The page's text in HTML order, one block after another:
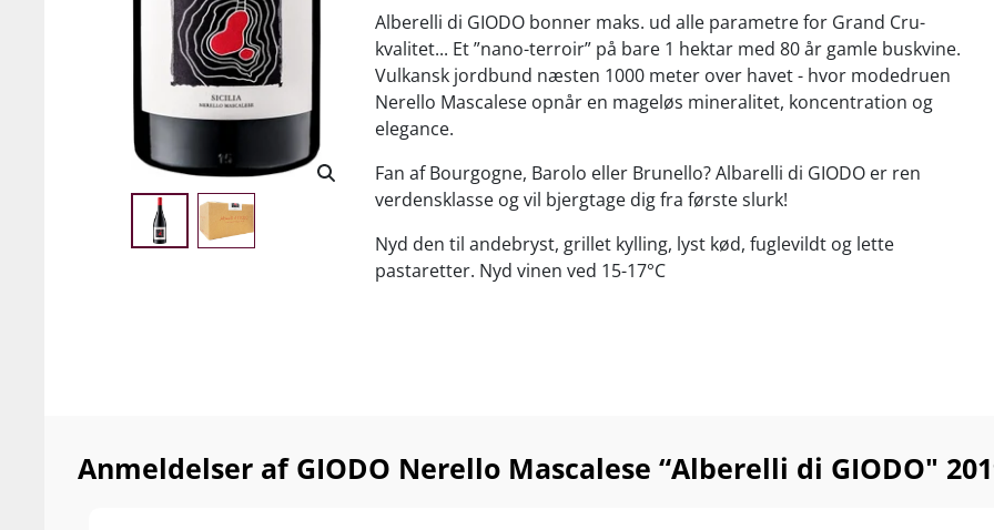
Alberelli di GIODO bonner maks. ud alle parametre for Grand Cru-
kvalitet... Et ”nano-terroir” på bare 1 hektar med 80 år gamle buskvine.
Vulkansk jordbund næsten 1000 meter over havet - hvor modedruen
Nerello Mascalese opnår en mageløs mineralitet, koncentration og
elegance.
Fan af Bourgogne, Barolo eller Brunello? Albarelli di GIODO er ren
verdensklasse og vil bjergtage dig fra første slurk!
Nyd den til andebryst, grillet kylling, lyst kød, fuglevildt og lette
pastaretter. Nyd vinen ved 15-17°C
Anmeldelser af GIODO Nerello Mascalese “Alberelli di GIODO"